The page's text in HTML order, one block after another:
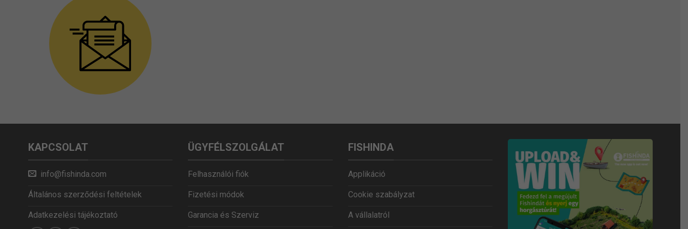
KAPCSOLAT
info@fishinda.com
Általános szerződési feltételek
Adatkezelési tájékoztató
ÜGYFÉLSZOLGÁLAT
Felhasználói fiók
Fizetési módok
Garancia és Szerviz
FISHINDA
Applikáció
Cookie szabályzat
A vállalatról